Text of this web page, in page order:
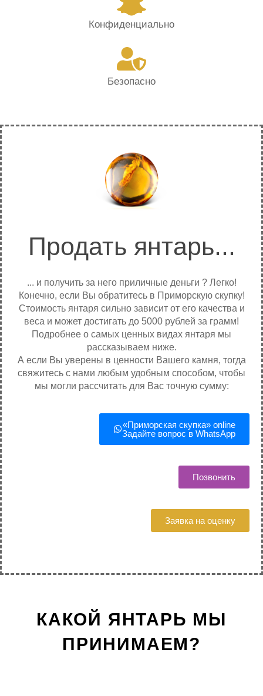
Конфиденциально
Безопасно
Продать янтарь...
... и получить за него приличные деньги ? Легко!
Конечно, если Вы обратитесь в Приморскую скупку!
Стоимость янтаря сильно зависит от его качества и
веса и может достигать до 5000 рублей за грамм!
Подробнее о самых ценных видах янтаря мы
рассказываем ниже.
А если Вы уверены в ценности Вашего камня, тогда
свяжитесь с нами любым удобным способом, чтобы
мы могли рассчитать для Вас точную сумму:
«Приморская скупка»‎ online
Задайте вопрос в WhatsApp
Позвонить
Заявка на оценку
КАКОЙ ЯНТАРЬ МЫ
ПРИНИМАЕМ?